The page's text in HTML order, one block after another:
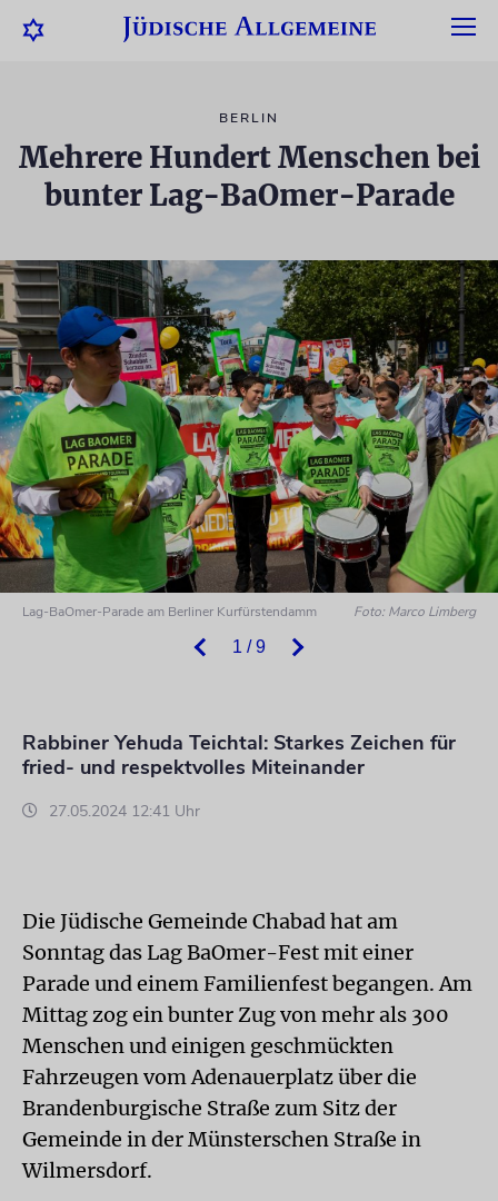
BERLIN
Mehrere Hundert Menschen bei
bunter Lag-BaOmer-Parade
1 / 9
Lag-BaOmer-Parade am Berliner Kurfürstendamm Foto: Marco Limberg
Rabbiner Yehuda Teichtal: Starkes Zeichen für
fried- und respektvolles Miteinander
27.05.2024 12:41 Uhr
Die Jüdische Gemeinde Chabad hat am
Sonntag das Lag BaOmer-Fest mit einer
Parade und einem Familienfest begangen. Am
Mittag zog ein bunter Zug von mehr als 300
Menschen und einigen geschmückten
Fahrzeugen vom Adenauerplatz über die
Brandenburgische Straße zum Sitz der
Gemeinde in der Münsterschen Straße in
Wilmersdorf.